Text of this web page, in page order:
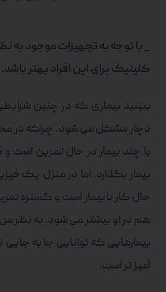
_ با توجه به تجهیزات موجود به
کلینیک برای این افراد بهتر باشد.
ببینید بیماری که در چنین
دچار مشکل می شود. چراکه در
با چند بیمار در حال تمرین است و
بیمار بگذارد. اما در منزل یک
حال کار با بیمار است و گستره
هم در او بیشتر می شود. به نظر من
بیمارهایی که توانایی جا به جایی
آمیز تر است.